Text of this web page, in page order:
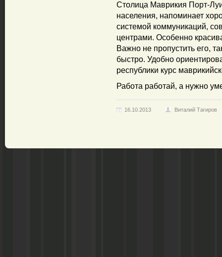
Столица Маврикия Порт-
населения, напоминает
системой коммуникаций,
центрами. Особенно
Важно не пропустить его,
быстро. Удобно
республики курс
Работа работай, а нужно
16.10.2013 Виталий Тагиров